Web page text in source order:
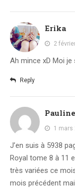
Erika
2
Ah mince xD Moi
Reply
Pauline
1 mars
J’en suis à 5938
Royal tome 8 à 11
très variées ce
mois précédent